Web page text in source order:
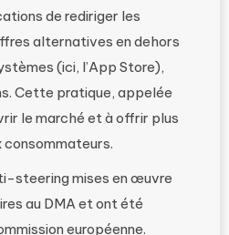
de rediriger les
alternatives en dehors
(ici, l’App Store),
Cette pratique, appelée
le marché et à offrir plus
consommateurs.
steering mises en œuvre
au DMA et ont été
européenne.